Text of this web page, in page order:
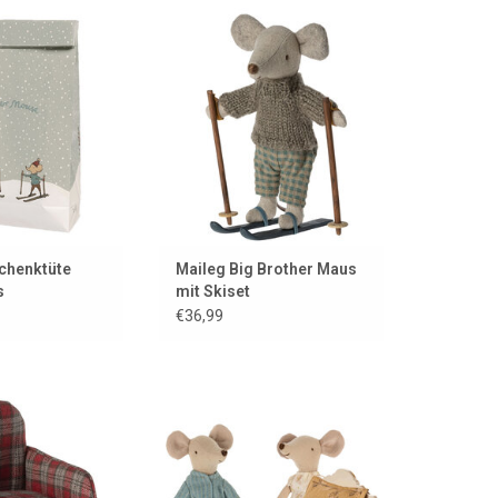
von
Have für Maileg-
Fans!
HINZUFÜGEN
Herbst-/Winterkollektion 2023 –
Maileg
ZUM WARENKORB HINZUFÜGEN
Maileg Big Brother Maus
mit Skiset
€36,99
HINZUFÜGEN ZUM WARENKORB HINZUFÜGEN